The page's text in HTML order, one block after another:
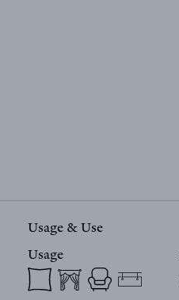
Usage & Use
Usage